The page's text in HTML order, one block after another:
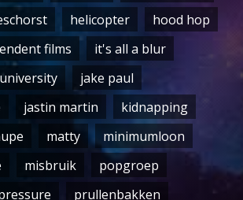
helicopter
hood hop
films
it's all a blur
jake paul
jastin martin
kidnapping
matty
minimumloon
misbruik
popgroep
prullenbakken